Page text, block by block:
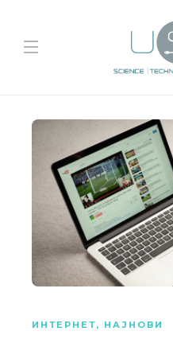
ИНТЕРНЕТ, НАЈНОВИ